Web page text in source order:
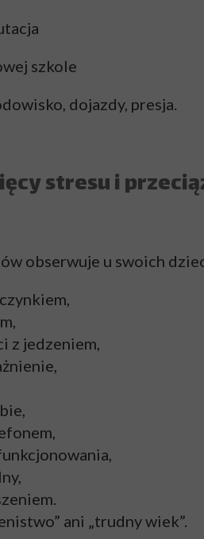
szkole
dojazdy, presja.
stresu i
obserwuje u swoich
z jedzeniem,
ani „trudny wiek”.